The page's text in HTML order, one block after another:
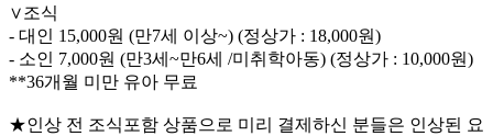
∨조식
- 대인 15,000원 (만7세 이상~) (정상가 : 18,000원)
- 소인 7,000원 (만3세~만6세 /미취학아동) (정상가 : 10,000원)
**36개월 미만 유아 무료
★인상 전 조식포함 상품으로 미리 결제하신 분들은 인상된 요